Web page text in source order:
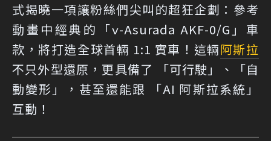
式揭曉一項讓粉絲們尖叫的超狂企劃：參考
動畫中經典的「ν-Asurada AKF-0/G」車
款，將打造全球首輛 1:1 實車！這輛阿斯拉
不只外型還原，更具備了 「可行駛」、「自
動變形」，甚至還能跟 「AI 阿斯拉系統」
互動！